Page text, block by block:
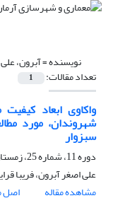
نویسنده =آبرون،
تعداد مقالات: 1
واکاوی ابعاد
شهروندان، مورد
سبزوار
دوره 11، شماره 25، زمستان 1397، صفحه
علی اصغر آبرون، فریبا
مشاهده مقاله
اصل